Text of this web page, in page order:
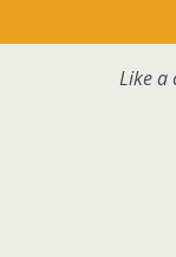
Like a